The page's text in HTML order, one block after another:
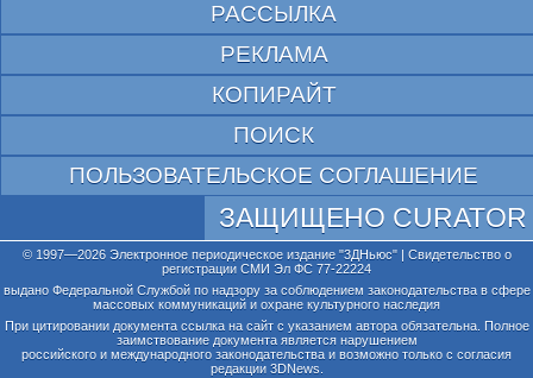
РАССЫЛКА
РЕКЛАМА
КОПИРАЙТ
ПОИСК
ПОЛЬЗОВАТЕЛЬСКОЕ СОГЛАШЕНИЕ
ЗАЩИЩЕНО CURATOR
© 1997—2026 Электронное периодическое издание "3ДНьюс" | Свидетельство о
регистрации СМИ Эл ФС 77-22224
выдано Федеральной Службой по надзору за соблюдением законодательства в сфере
массовых коммуникаций и охране культурного наследия
При цитировании документа ссылка на сайт с указанием автора обязательна. Полное
заимствование документа является нарушением
российского и международного законодательства и возможно только с согласия
редакции 3DNews.